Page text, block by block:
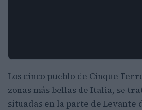
Los cinco pueblo de Cinque
zonas más bellas de Italia, se
situadas en la parte de Levante